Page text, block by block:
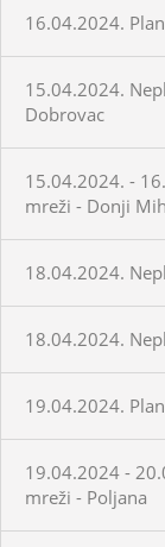
16.04.2024.
15.04.2024.
Dobrovac
15.04.2024. -
mreži - Donji
18.04.2024.
18.04.2024.
19.04.2024.
19.04.2024 -
mreži - Poljana